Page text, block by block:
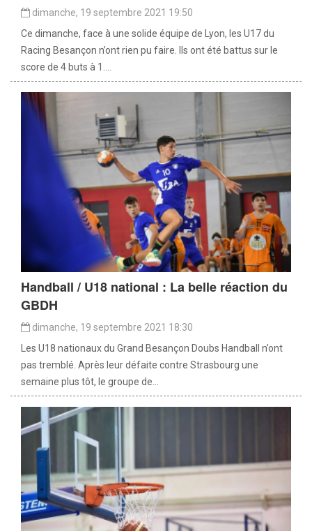
dimanche, 19 septembre 2021 19:50
Ce dimanche, face à une solide équipe de Lyon, les U17 du
Racing Besançon n’ont rien pu faire. Ils ont été battus sur le
score de 4 buts à 1....
Handball / U18 national : La belle réaction du
GBDH
dimanche, 19 septembre 2021 18:30
Les U18 nationaux du Grand Besançon Doubs Handball n’ont
pas tremblé. Après leur défaite contre Strasbourg une
semaine plus tôt, le groupe de...